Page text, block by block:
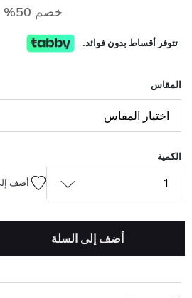
خصم 50%
تتوفر أقساط بدون فوائد.
المقاس
اختيار المقاس
الكمية
1 أضف
أضف إلى السلة